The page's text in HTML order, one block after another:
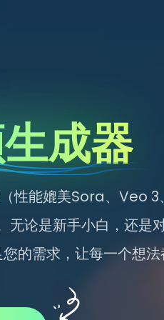
成器
性能媲美Sora、Veo
论是新手小白，还是
的需求，让每一个想法